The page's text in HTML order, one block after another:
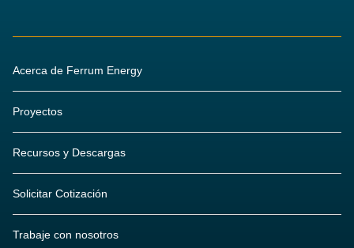
Acerca de Ferrum Energy
Proyectos
Recursos y Descargas
Solicitar Cotización
Trabaje con nosotros